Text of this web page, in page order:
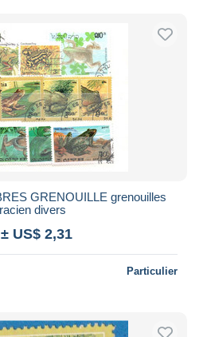
GRENOUILLE grenouilles
divers
± US$ 2,31
Particulier